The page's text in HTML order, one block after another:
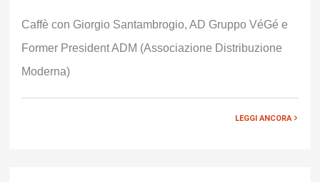
Caffè con Giorgio Santambrogio, AD Gruppo VéGé e
Former President ADM (Associazione Distribuzione
Moderna)
LEGGI ANCORA